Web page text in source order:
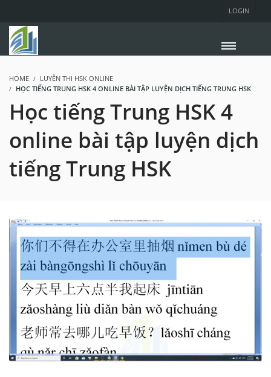
LOGIN
HOME
LUYỆN THI HSK ONLINE
HỌC TIẾNG TRUNG HSK 4 ONLINE BÀI TẬP LUYỆN DỊCH TIẾNG TRUNG HSK
Học tiếng Trung HSK 4
online bài tập luyện dịch
tiếng Trung HSK